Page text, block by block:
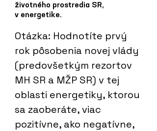
životného prostredia SR,
v energetike.
Otázka: Hodnotíte prvý
rok pôsobenia novej vlády
(predovšetkým rezortov
MH SR a MŽP SR) v tej
oblasti energetiky, ktorou
sa zaoberáte, viac
pozitívne, ako negatívne,